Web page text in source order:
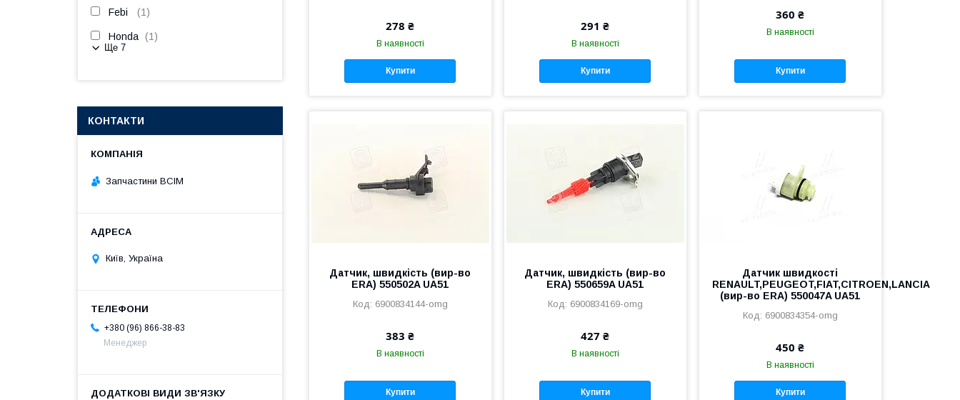
278 ₴
В наявності
Купити
291 ₴
В наявності
Купити
360 ₴
В наявності
Купити
Датчик, швидкість (вир-во
ERA) 550502A UA51
6900834144-omg
383 ₴
В наявності
Купити
Датчик, швидкість (вир-во
ERA) 550659A UA51
6900834169-omg
427 ₴
В наявності
Купити
Датчик швидкості
RENAULT,PEUGEOT,FIAT,CITROEN,LANCIA
(вир-во ERA) 550047A UA51
6900834354-omg
450 ₴
В наявності
Купити
Febi 1
Honda 1
Ще 7
КОНТАКТИ
Запчастини ВСІМ
Київ, Україна
+380 (96) 866-38-83
Менеджер